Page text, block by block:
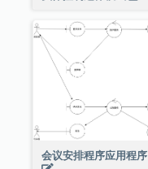
会议安排程序应用程序